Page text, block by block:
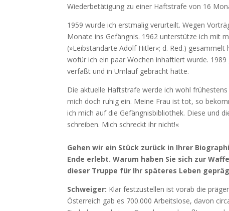
Wiederbetätigung zu einer Haftstrafe von 16
1959 wurde ich erstmalig verurteilt. Wegen
Monate ins Gefängnis. 1962 unterstütze ich mit
(»Leibstandarte Adolf Hitler«; d. Red.)
wofür ich ein paar Wochen inhaftiert wurde.
verfaßt und in Umlauf gebracht hatte.
Die aktuelle Haftstrafe werde ich wohl
mich doch ruhig ein. Meine Frau ist tot, so
ich mich auf die Gefängnisbibliothek. Diese und
schreiben. Mich schreckt ihr nicht!«
Gehen wir ein Stück zurück in Ihrer
Ende erlebt. Warum haben Sie sich zur
dieser Truppe für Ihr späteres Leben
Schweiger: Klar festzustellen ist vorab die
Österreich gab es 700.000 Arbeitslose, davon